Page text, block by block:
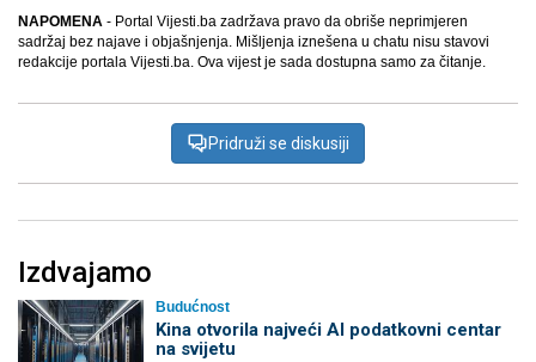
NAPOMENA - Portal Vijesti.ba zadržava pravo da obriše neprimjeren
sadržaj bez najave i objašnjenja. Mišljenja iznešena u chatu nisu stavovi
redakcije portala Vijesti.ba. Ova vijest je sada dostupna samo za čitanje.
Pridruži se diskusiji
Izdvajamo
Budućnost
Kina otvorila najveći AI podatkovni centar
na svijetu